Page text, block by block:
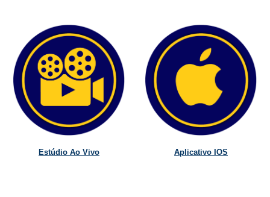
Estúdio Ao Vivo Aplicativo IOS